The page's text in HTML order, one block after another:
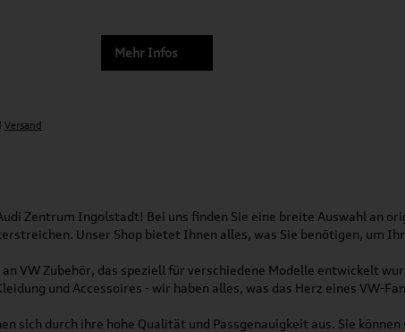
Mehr Infos
Versand
Zentrum Ingolstadt! Bei uns finden Sie eine breite Auswahl an
Unser Shop bietet Ihnen alles, was Sie benötigen, um
VW Zubehör, das speziell für verschiedene Modelle entwickelt
und Accessoires - wir haben alles, was das Herz eines VW-
sich durch ihre hohe Qualität und Passgenauigkeit aus. Sie